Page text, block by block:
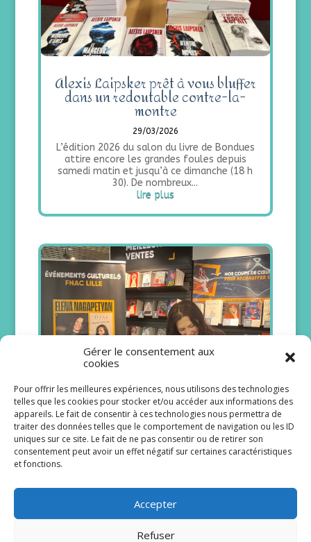
Gérer le consentement aux
cookies
Pour offrir les meilleures expériences, nous utilisons des technologies
telles que les cookies pour stocker et/ou accéder aux informations des
appareils. Le fait de consentir à ces technologies nous permettra de
traiter des données telles que le comportement de navigation ou les ID
uniques sur ce site. Le fait de ne pas consentir ou de retirer son
consentement peut avoir un effet négatif sur certaines caractéristiques
et fonctions.
Accepter
Refuser
Alexis Laipsker prêt à vous bluffer
dans un redoutable contre-la-
montre
29/03/2026
L’édition 2026 du salon du livre de Bondues
attire encore les grandes foules depuis
samedi matin et jusqu’à ce dimanche (18 h
30). De nombreux...
lire plus
La bible d’une MILF : Elena
Nagapetyan à cœur ouvert
jours dans la région. Après avoir rempli le
Zénith de Lille mercredi avec son spectacle
« Ça valait le...